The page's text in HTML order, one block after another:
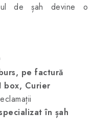
de șah devine o
pe factură
box, Curier
în șah